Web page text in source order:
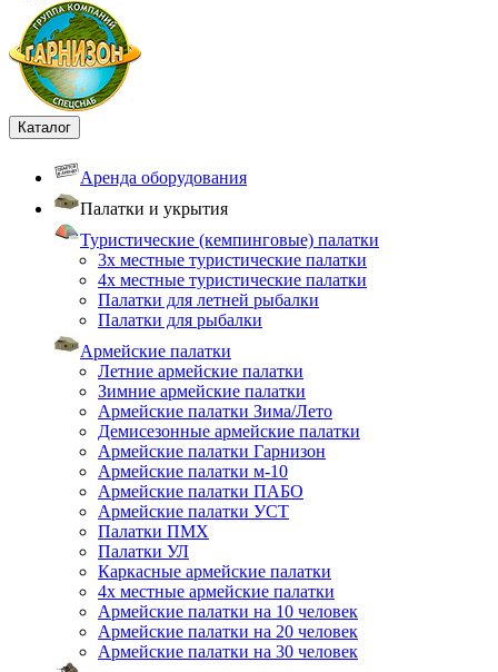
Каталог
Аренда оборудования
Палатки и укрытия
Туристические (кемпинговые) палатки
3х местные туристические палатки
4х местные туристические палатки
Палатки для летней рыбалки
Палатки для рыбалки
Армейские палатки
Летние армейские палатки
Зимние армейские палатки
Армейские палатки Зима/Лето
Демисезонные армейские палатки
Армейские палатки Гарнизон
Армейские палатки м-10
Армейские палатки ПАБО
Армейские палатки УСТ
Палатки ПМХ
Палатки УЛ
Каркасные армейские палатки
4х местные армейские палатки
Армейские палатки на 10 человек
Армейские палатки на 20 человек
Армейские палатки на 30 человек